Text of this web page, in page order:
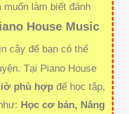
làm biết đánh
House Music
cậy để bạn có thể
Tại Piano House
phù hợp để học tập,
Học cơ bản, Nâng